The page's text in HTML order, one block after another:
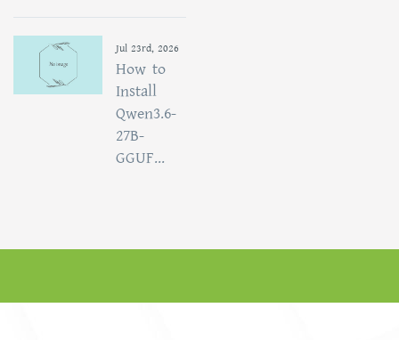
Jul 23rd, 2026
How to
Install
Qwen3.6-
27B-
GGUF...